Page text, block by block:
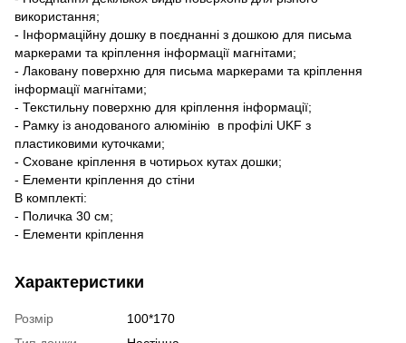
використання;
- Інформаційну дошку в поєднанні з дошкою для письма
маркерами та кріплення інформації магнітами;
- Лаковану поверхню для письма маркерами та кріплення
інформації магнітами;
- Текстильну поверхню для кріплення інформації;
- Рамку із анодованого алюмінію в профілі UKF з
пластиковими куточками;
- Сховане кріплення в чотирьох кутах дошки;
- Елементи кріплення до стіни
В комплекті:
- Поличка 30 см;
- Елементи кріплення
Характеристики
Розмір
100*170